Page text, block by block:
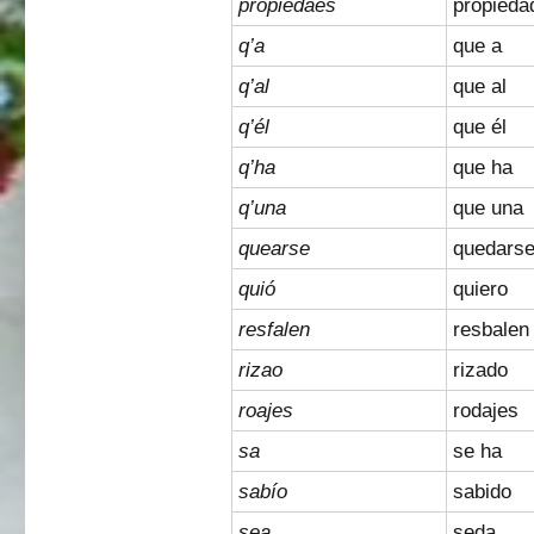
propiedaes
q’a
que a
q’al
que al
q’él
que él
q’ha
que ha
q’una
que una
quearse
quedarse
quió
quiero
resfalen
resbalen
rizao
rizado
roajes
rodajes
sa
se ha
sabío
sabido